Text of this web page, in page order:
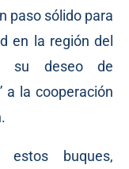
paso sólido para
en la región del
su deseo de
a la cooperación
buques,